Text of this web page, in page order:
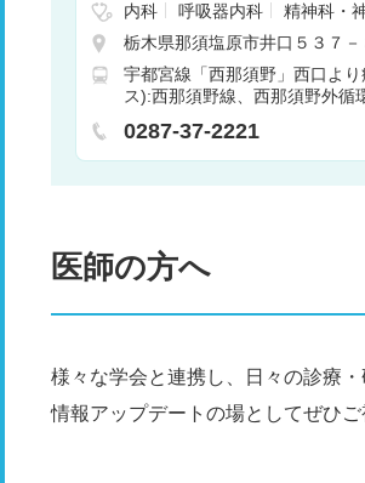
内科 呼吸器内科 精神科・
糖尿病内科
小児科 気管食道
呼吸器外科
心臓血管外科
歯科
産婦人科 眼科 耳鼻
ン
放射線科 麻酔科 アレ
児外科
心療内科
血液内科
救急科
科
美容外科 小児皮膚科
栃木県那須塩原市井口５３７－
宇都宮線「西那須野」西口
ス):西那須野線、西那須野外循
須野線 車15分
0287-37-2221
医師の方へ
様々な学会と連携し、日々の診療
情報アップデートの場としてぜひご